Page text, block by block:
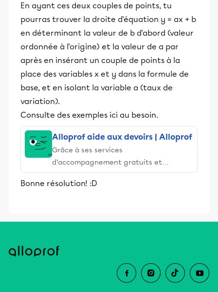
En ayant ces deux couples de points, tu
pourras trouver la droite d'équation y = ax + b
en déterminant la valeur de b d'abord (valeur
ordonnée à l'origine) et la valeur de a par
après en insérant un couple de points à la
place des variables x et y dans la formule de
base, et en isolant la variable a (taux de
variation).
Consulte des exemples ici au besoin.
Alloprof aide aux devoirs | Alloprof
Grâce à ses services
d’accompagnement gratuits et
stimulants, Alloprof engage les élèves
et leurs parents dans la réussite
Bonne résolution! :D